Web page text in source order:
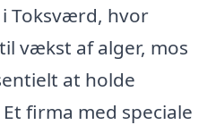
Toksværd, hvor
vækst af alger, mos
at holde
firma med speciale